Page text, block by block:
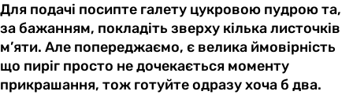
Для подачі посипте галету цукровою пудрою та,
за бажанням, покладіть зверху кілька листочків
м’яти. Але попереджаємо, є велика ймовірність
що пиріг просто не дочекається моменту
прикрашання, тож готуйте одразу хоча б два.